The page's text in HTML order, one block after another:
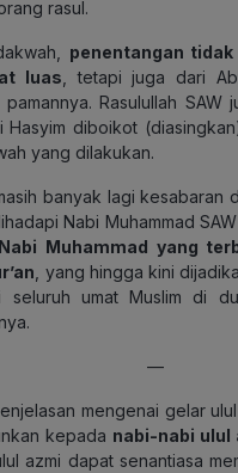
rasul.
penentangan
luas , tetapi juga dari
pamannya. Rasulullah SAW
Hasyim diboikot
yang dilakukan.
banyak lagi kesabaran
Nabi Muhammad
Muhammad yang
, yang hingga kini
seluruh umat Muslim di
—
mengenai gelar
kepada nabi-nabi ulul
azmi dapat senantiasa